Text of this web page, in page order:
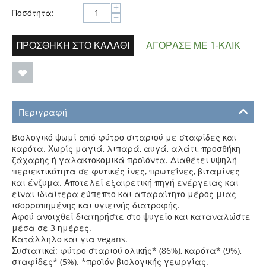
Ποσότητα:
+
−
ΠΡΟΣΘΉΚΗ ΣΤΟ ΚΑΛΆΘΙ ΑΓΌΡΑΣΕ ΜΕ 1-ΚΛΙΚ
Περιγραφή
Bιολογικό ψωμί από φύτρο σιταριού με σταφίδες και
καρότα. Χωρίς μαγιά, λιπαρά, αυγά, αλάτι, προσθήκη
ζάχαρης ή γαλακτοκομικά προϊόντα. Διαθέτει υψηλή
περιεκτικότητα σε φυτικές ίνες, πρωτεΐνες, βιταμίνες
και ένζυμα. Αποτελεί εξαιρετική πηγή ενέργειας και
είναι ιδιαίτερα εύπεπτο και απαραίτητο μέρος μιας
ισορροπημένης και υγιεινής διατροφής.
Αφού ανοιχθεί διατηρήστε στο ψυγείο και καταναλώστε
μέσα σε 3 ημέρες.
Κατάλληλο και για vegans.
Συστατικά: φύτρο σταριού ολικής* (86%), καρότα* (9%),
σταφίδες* (5%). *προϊόν βιολογικής γεωργίας.